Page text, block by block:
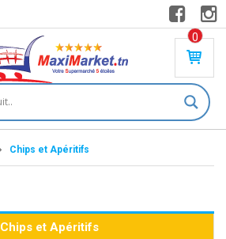
0
PR
DU
IT(
S)
DT
Chips et Apéritifs
Chips et Apéritifs